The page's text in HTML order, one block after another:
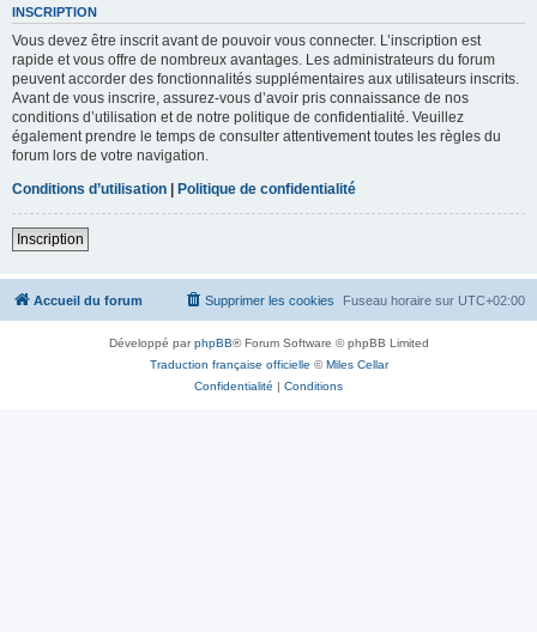
INSCRIPTION
Vous devez être inscrit avant de pouvoir vous connecter. L’inscription est
rapide et vous offre de nombreux avantages. Les administrateurs du forum
peuvent accorder des fonctionnalités supplémentaires aux utilisateurs inscrits.
Avant de vous inscrire, assurez-vous d’avoir pris connaissance de nos
conditions d’utilisation et de notre politique de confidentialité. Veuillez
également prendre le temps de consulter attentivement toutes les règles du
forum lors de votre navigation.
Conditions d’utilisation | Politique de confidentialité
Inscription
Accueil du forum Fuseau horaire sur UTC+02:00
Supprimer les cookies
Développé parphpBB® Forum Software © phpBB Limited
Traduction française officielle ©Miles Cellar
Confidentialité | Conditions